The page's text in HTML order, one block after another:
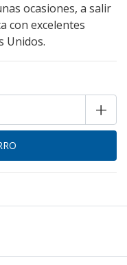
ocasiones, a salir
con excelentes
Unidos.
+